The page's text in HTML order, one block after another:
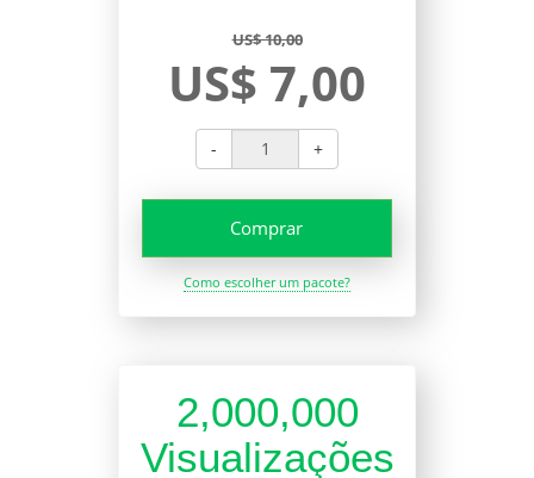
US$ 10,00
US$ 7,00
- +
Comprar
Como escolher um pacote?
2,000,000
Visualizações